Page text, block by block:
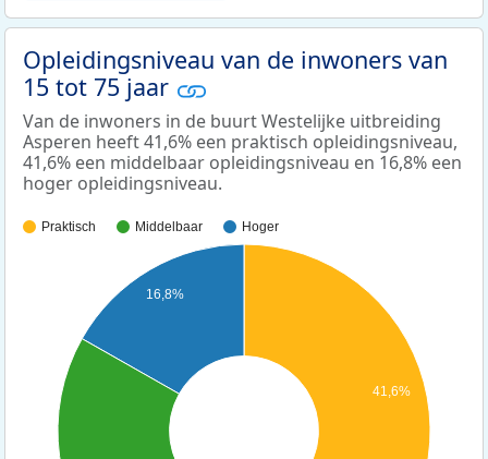
Opleidingsniveau van de inwoners van
15 tot 75 jaar
Van de inwoners in de buurt Westelijke uitbreiding
Asperen heeft 41,6% een praktisch opleidingsniveau,
41,6% een middelbaar opleidingsniveau en 16,8% een
hoger opleidingsniveau.
Praktisch Middelbaar Hoger
41,6%
16,8%